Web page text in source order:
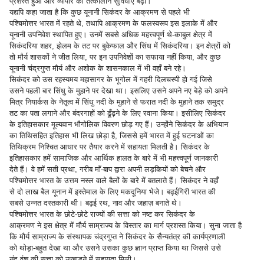
यद्यपि कहा जाता है कि कुछ यूनानी सिकंदर के आक्रमण से पहले भी
पश्चिमोत्तर भारत में रहते थे, तथापि आक्रमण के फलस्वरूप इस इलाके में और
यूनानी उपनिवेश स्थापित हुए। उनमें सबसे अधिक महत्त्वपूर्ण थे-काबुल क्षेत्र में
सिकंदरिया शहर, झेलम के तट पर बुकेफाल और सिंध में सिकंदरिया। इन क्षेत्रों को
तो मौर्य शासकों ने जीत लिया, पर इन उपनिवेशों का सफाया नहीं किया, और कुछ
यूनानी चंद्रगुप्त मौर्य और अशोक के शासनकाल में भी वहाँ बने रहे।
सिकंदर को उस रहस्यमय महासागर के भूगोल में गहरी दिलचस्पी हो गई जिसे
उसने पहली बार सिंधु के मुहाने पर देखा था। इसलिए उसने अपने नए बेड़े को अपने
मित्र नियार्कस के नेतृत्व में सिंधु नदी के मुहाने से फरात नदी के मुहाने तक समुद्र
तट का पता लगाने और बंदरगाहों को ढूँढ़ने के लिए रवाना किया। इसीलिए सिकंदर
के इतिहासकार मूल्यवान भौगोलिक विवरण छोड़ गए हैं। उन्होंने सिकंदर के अभियान
का तिथिसहित इतिहास भी लिख छोड़ा है, जिससे हमें भारत में हुई घटनाओं का
तिथिक्रम निश्चित आधार पर तैयार करने में सहायता मिलती है। सिकंदर के
इतिहासकार हमें सामाजिक और आर्थिक हालत के बारे में भी महत्त्वपूर्ण जानकारी
देते हैं। वे हमें सती प्रथा, गरीब माँ-बाप द्वारा अपनी लड़कियों को बेचने और
पश्चिमोत्तर भारत के उत्तम नस्ल वाले बैलों के बारे में बतलाते हैं। सिकंदर ने वहाँ
से दो लाख बैल यूनान में इस्तेमाल के लिए मकदूनिया भेजे। बढ़ईगिरी भारत की
सबसे उन्नत दस्तकारी थी। बढ़ई रथ, नाव और जहाज़ बनाते थे।
पश्चिमोत्तर भारत के छोटे-छोटे राज्यों की सत्ता को नष्ट कर सिकंदर के
आक्रमण ने इस क्षेत्र में मौर्य साम्राज्य के विस्तार का मार्ग प्रशस्त किया। सुना जाता है
कि मौर्य साम्राज्य के संस्थापक चंद्रगुप्त ने सिकंदर के सैन्यतंत्र की कार्यप्रणाली
को थोड़ा-बहुत देखा था और उसने उसका कुछ ज्ञान प्राप्त किया था जिससे उसे